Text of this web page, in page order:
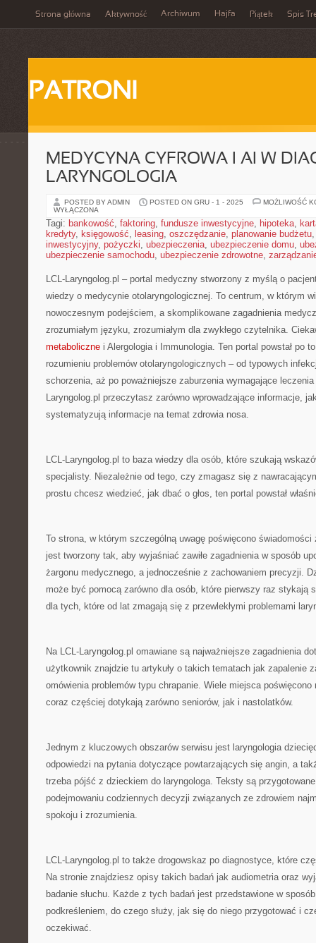
Strona główna Aktywność Archiwum Hajfa Piątek Spis
PATRONI
MEDYCYNA CYFROWA I AI W
LARYNGOLOGIA
POSTED BY ADMIN POSTED ON GRU - 1 - 2025
MOŻLIWOŚĆ
WYŁĄCZONA
Tagi: bankowość, faktoring, fundusze inwestycyjne, hipoteka,
kredyty, księgowość, leasing, oszczędzanie, planowanie budżetu
inwestycyjny, pożyczki, ubezpieczenia, ubezpieczenie domu,
ubezpieczenie samochodu, ubezpieczenie zdrowotne,
LCL-Laryngolog.pl – portal medyczny stworzony z myślą o
wiedzy o medycynie otolaryngologicznej. To centrum, w którym
nowoczesnym podejściem, a skomplikowane zagadnienia
zrozumiałym języku, zrozumiałym dla zwykłego czytelnika.
metaboliczne i Alergologia i Immunologia. Ten portal powstał po
rozumieniu problemów otolaryngologicznych – od typowych
schorzenia, aż po poważniejsze zaburzenia wymagające
Laryngolog.pl przeczytasz zarówno wprowadzające informacje,
systematyzują informacje na temat zdrowia nosa.
LCL-Laryngolog.pl to baza wiedzy dla osób, które szukają
specjalisty. Niezależnie od tego, czy zmagasz się z
prostu chcesz wiedzieć, jak dbać o głos, ten portal powstał
To strona, w którym szczególną uwagę poświęcono świadomości
jest tworzony tak, aby wyjaśniać zawiłe zagadnienia w sposób
żargonu medycznego, a jednocześnie z zachowaniem precyzji.
może być pomocą zarówno dla osób, które pierwszy raz stykają
dla tych, które od lat zmagają się z przewlekłymi problemami
Na LCL-Laryngolog.pl omawiane są najważniejsze zagadnienia
użytkownik znajdzie tu artykuły o takich tematach jak zapalenie
omówienia problemów typu chrapanie. Wiele miejsca poświęcono
coraz częściej dotykają zarówno seniorów, jak i nastolatków.
Jednym z kluczowych obszarów serwisu jest laryngologia
odpowiedzi na pytania dotyczące powtarzających się angin, a
trzeba pójść z dzieckiem do laryngologa. Teksty są
podejmowaniu codziennych decyzji związanych ze zdrowiem
spokoju i zrozumienia.
LCL-Laryngolog.pl to także drogowskaz po diagnostyce, które
Na stronie znajdziesz opisy takich badań jak audiometria oraz
badanie słuchu. Każde z tych badań jest przedstawione w
podkreśleniem, do czego służy, jak się do niego przygotować i
oczekiwać.